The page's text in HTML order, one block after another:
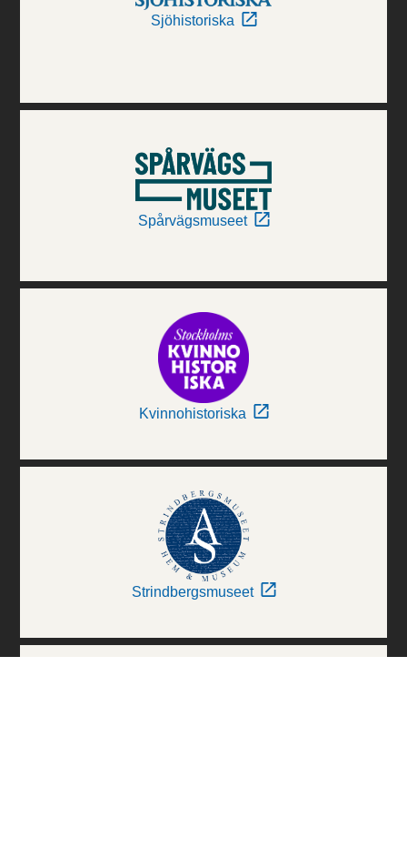
Sjöhistoriska
Spårvägsmuseet
Kvinnohistoriska
Strindbergsmuseet